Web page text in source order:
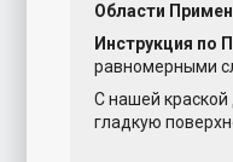
Области
Инструкция по
равномерными
С нашей краской
гладкую